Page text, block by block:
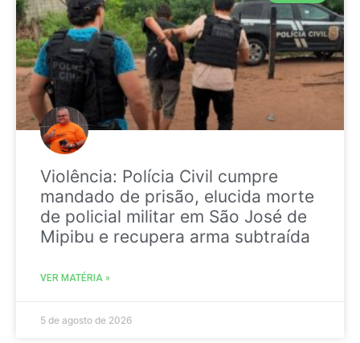
Violência: Polícia Civil cumpre
mandado de prisão, elucida morte
de policial militar em São José de
Mipibu e recupera arma subtraída
VER MATÉRIA »
5 de agosto de 2026